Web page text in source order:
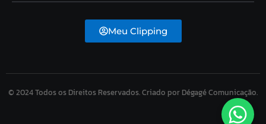
Meu Clipping
© 2024 Todos os Direitos Reservados. Criado por Dégagé Comunicação.